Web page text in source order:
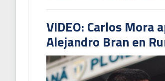
VIDEO: Carlos Mora
Alejandro Bran en